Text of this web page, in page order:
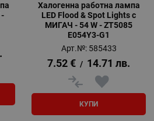
-
Халогенна работна лампа
LED Flood & Spot Lights с
МИГАЧ - 54 W - ZT5085
E054Y3-G1
Арт.№: 585433
7.52 € / 14.71 лв.
КУПИ